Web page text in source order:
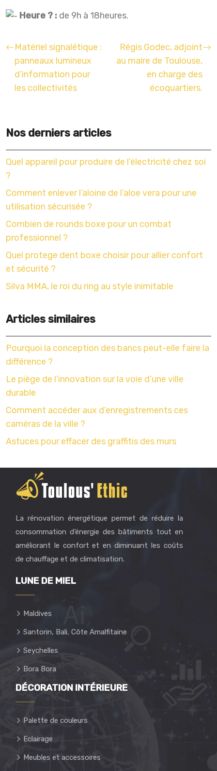
Heure ? : de 9h à 18heures.
Matériel signalétique :
panneaux lumineux
d’information pour
les collectivités
Régis Godec, adjoint
au maire de Toulouse,
en charge des
écoquartiers.
Nos derniers articles
Quel appareil pour produire de l’électricité chez soi
?
Comment enlever l’aloine de l’aloe vera pour une
utilisation sécurisée ?
Combien de rounds boxe pour un combat
professionnel ?
Quel protege dent boxe choisir pour allier confort
et sécurité ?
Silva MMA, le roi du ring au style inimitable
Articles similaires
Pourquoi la conception des bancs peut-elle faire la
différence ?
Le piège de l’innovation sur la voie d’une ville
durable
Comment accéder aux d’enregistrements ces
caméras de la ville ?
Astuces pour effacer des graffitis des murs
La rénovation énergétique permet de réduire la
consommation d’énergie des bâtiments tout en
améliorant le confort et en diminuant les coûts
de chauffage et de climatisation.
LUNE DE MIEL
Maldives
Santorin, Bali, Côte Amalfitaine
Seychelles
Bora Bora
DÉCORATION INTÉRIEURE
Palette de couleurs
Eclairage
Meubles et accessoires